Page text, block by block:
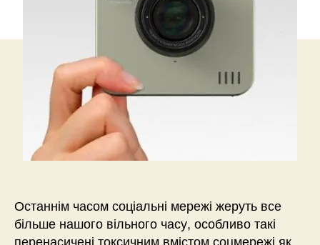
Останнім часом соціальні мережі жеруть все
більше нашого вільного часу, особливо такі
перенасичені токсичним вмістом соцмережі як